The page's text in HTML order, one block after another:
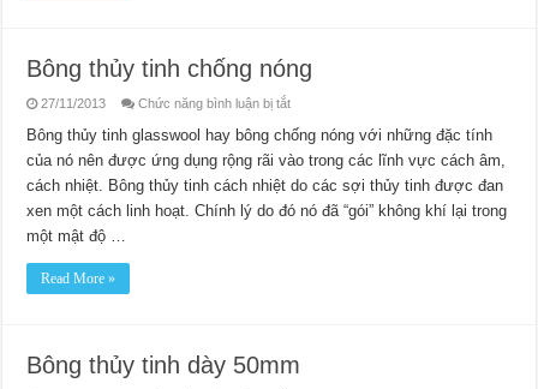
Bông thủy tinh chống nóng
27/11/2013 Chức năng bình luận bị tắtở
thủy
tinh
chống
Bông thủy tinh glasswool hay bông chống nóng với những đặc tính
của nó nên được ứng dụng rộng rãi vào trong các lĩnh vực cách âm,
cách nhiệt. Bông thủy tinh cách nhiệt do các sợi thủy tinh được đan
xen một cách linh hoạt. Chính lý do đó nó đã “gói” không khí lại trong
một mật độ …
Read More »
Bông thủy tinh dày 50mm